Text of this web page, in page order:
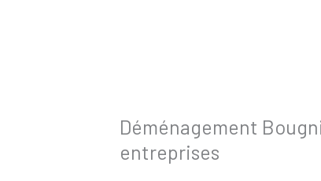
Déménagement
entreprises